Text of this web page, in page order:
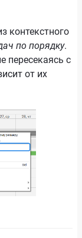
контекстного
по порядку.
пересекаясь с
от их